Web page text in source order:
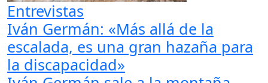
Entrevistas
Iván Germán: «Más allá de la
escalada, es una gran hazaña para
la discapacidad»